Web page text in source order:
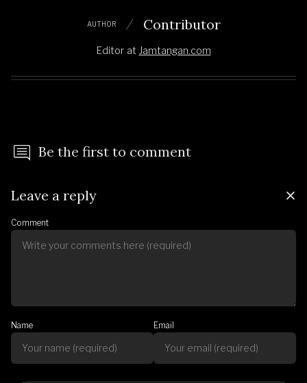
AUTHOR Contributor
Editor at Jamtangan.com
Be the first to comment
Leave a reply
Comment
Name Email